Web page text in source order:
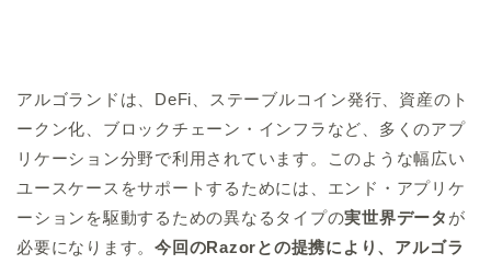
アルゴランドは、DeFi、ステーブルコイン発行、資産のト
ークン化、ブロックチェーン・インフラなど、多くのアプ
リケーション分野で利用されています。このような幅広い
ユースケースをサポートするためには、エンド・アプリケ
ーションを駆動するための異なるタイプの実世界データ が
必要になります。今回のRazorとの提携により、アルゴラ